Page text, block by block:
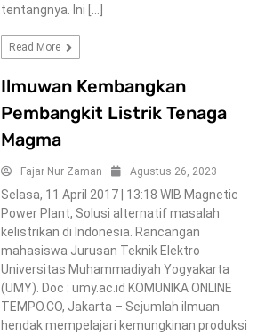
tentangnya. Ini […]
Read More
Ilmuwan Kembangkan
Pembangkit Listrik Tenaga
Magma
Fajar Nur Zaman Agustus 26, 2023
Selasa, 11 April 2017 | 13:18 WIB Magnetic
Power Plant, Solusi alternatif masalah
kelistrikan di Indonesia. Rancangan
mahasiswa Jurusan Teknik Elektro
Universitas Muhammadiyah Yogyakarta
(UMY). Doc : umy.ac.id KOMUNIKA ONLINE
TEMPO.CO, Jakarta – Sejumlah ilmuan
hendak mempelajari kemungkinan produksi